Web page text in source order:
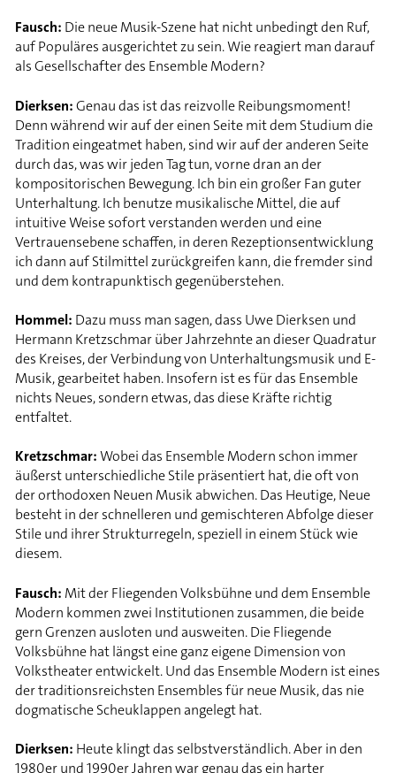
Fausch: Die neue Musik-Szene hat nicht unbedingt den Ruf,
auf Populäres ausgerichtet zu sein. Wie reagiert man darauf
als Gesellschafter des Ensemble Modern?
Dierksen:Genau das ist das reizvolle Reibungsmoment!
Denn während wir auf der einen Seite mit dem Studium die
Tradition eingeatmet haben, sind wir auf der anderen Seite
durch das, was wir jeden Tag tun, vorne dran an der
kompositorischen Bewegung. Ich bin ein großer Fan guter
Unterhaltung. Ich benutze musikalische Mittel, die auf
intuitive Weise sofort verstanden werden und eine
Vertrauensebene schaffen, in deren Rezeptionsentwicklung
ich dann auf Stilmittel zurückgreifen kann, die fremder sind
und dem kontrapunktisch gegenüberstehen.
Hommel: Dazu muss man sagen, dass Uwe Dierksen und
Hermann Kretzschmar über Jahrzehnte an dieser Quadratur
des Kreises, der Verbindung von Unterhaltungsmusik und E-
Musik, gearbeitet haben. Insofern ist es für das Ensemble
nichts Neues, sondern etwas, das diese Kräfte richtig
entfaltet.
Kretzschmar:Wobei das Ensemble Modern schon immer
äußerst unterschiedliche Stile präsentiert hat, die oft von
der orthodoxen Neuen Musik abwichen. Das Heutige, Neue
besteht in der schnelleren und gemischteren Abfolge dieser
Stile und ihrer Strukturregeln, speziell in einem Stück wie
diesem.
Fausch: Mit der Fliegenden Volksbühne und dem Ensemble
Modern kommen zwei Institutionen zusammen, die beide
gern Grenzen ausloten und ausweiten. Die Fliegende
Volksbühne hat längst eine ganz eigene Dimension von
Volkstheater entwickelt. Und das Ensemble Modern ist eines
der traditionsreichsten Ensembles für neue Musik, das nie
dogmatische Scheuklappen angelegt hat.
Dierksen: Heute klingt das selbstverständlich. Aber in den
1980er und 1990er Jahren war genau das ein harter